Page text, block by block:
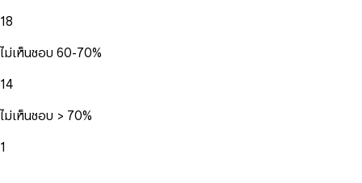
18
ไม่เห็นชอบ 60-70%
14
ไม่เห็นชอบ > 70%
1